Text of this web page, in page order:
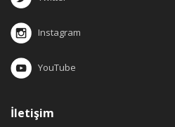
Instagram
YouTube
İletişim